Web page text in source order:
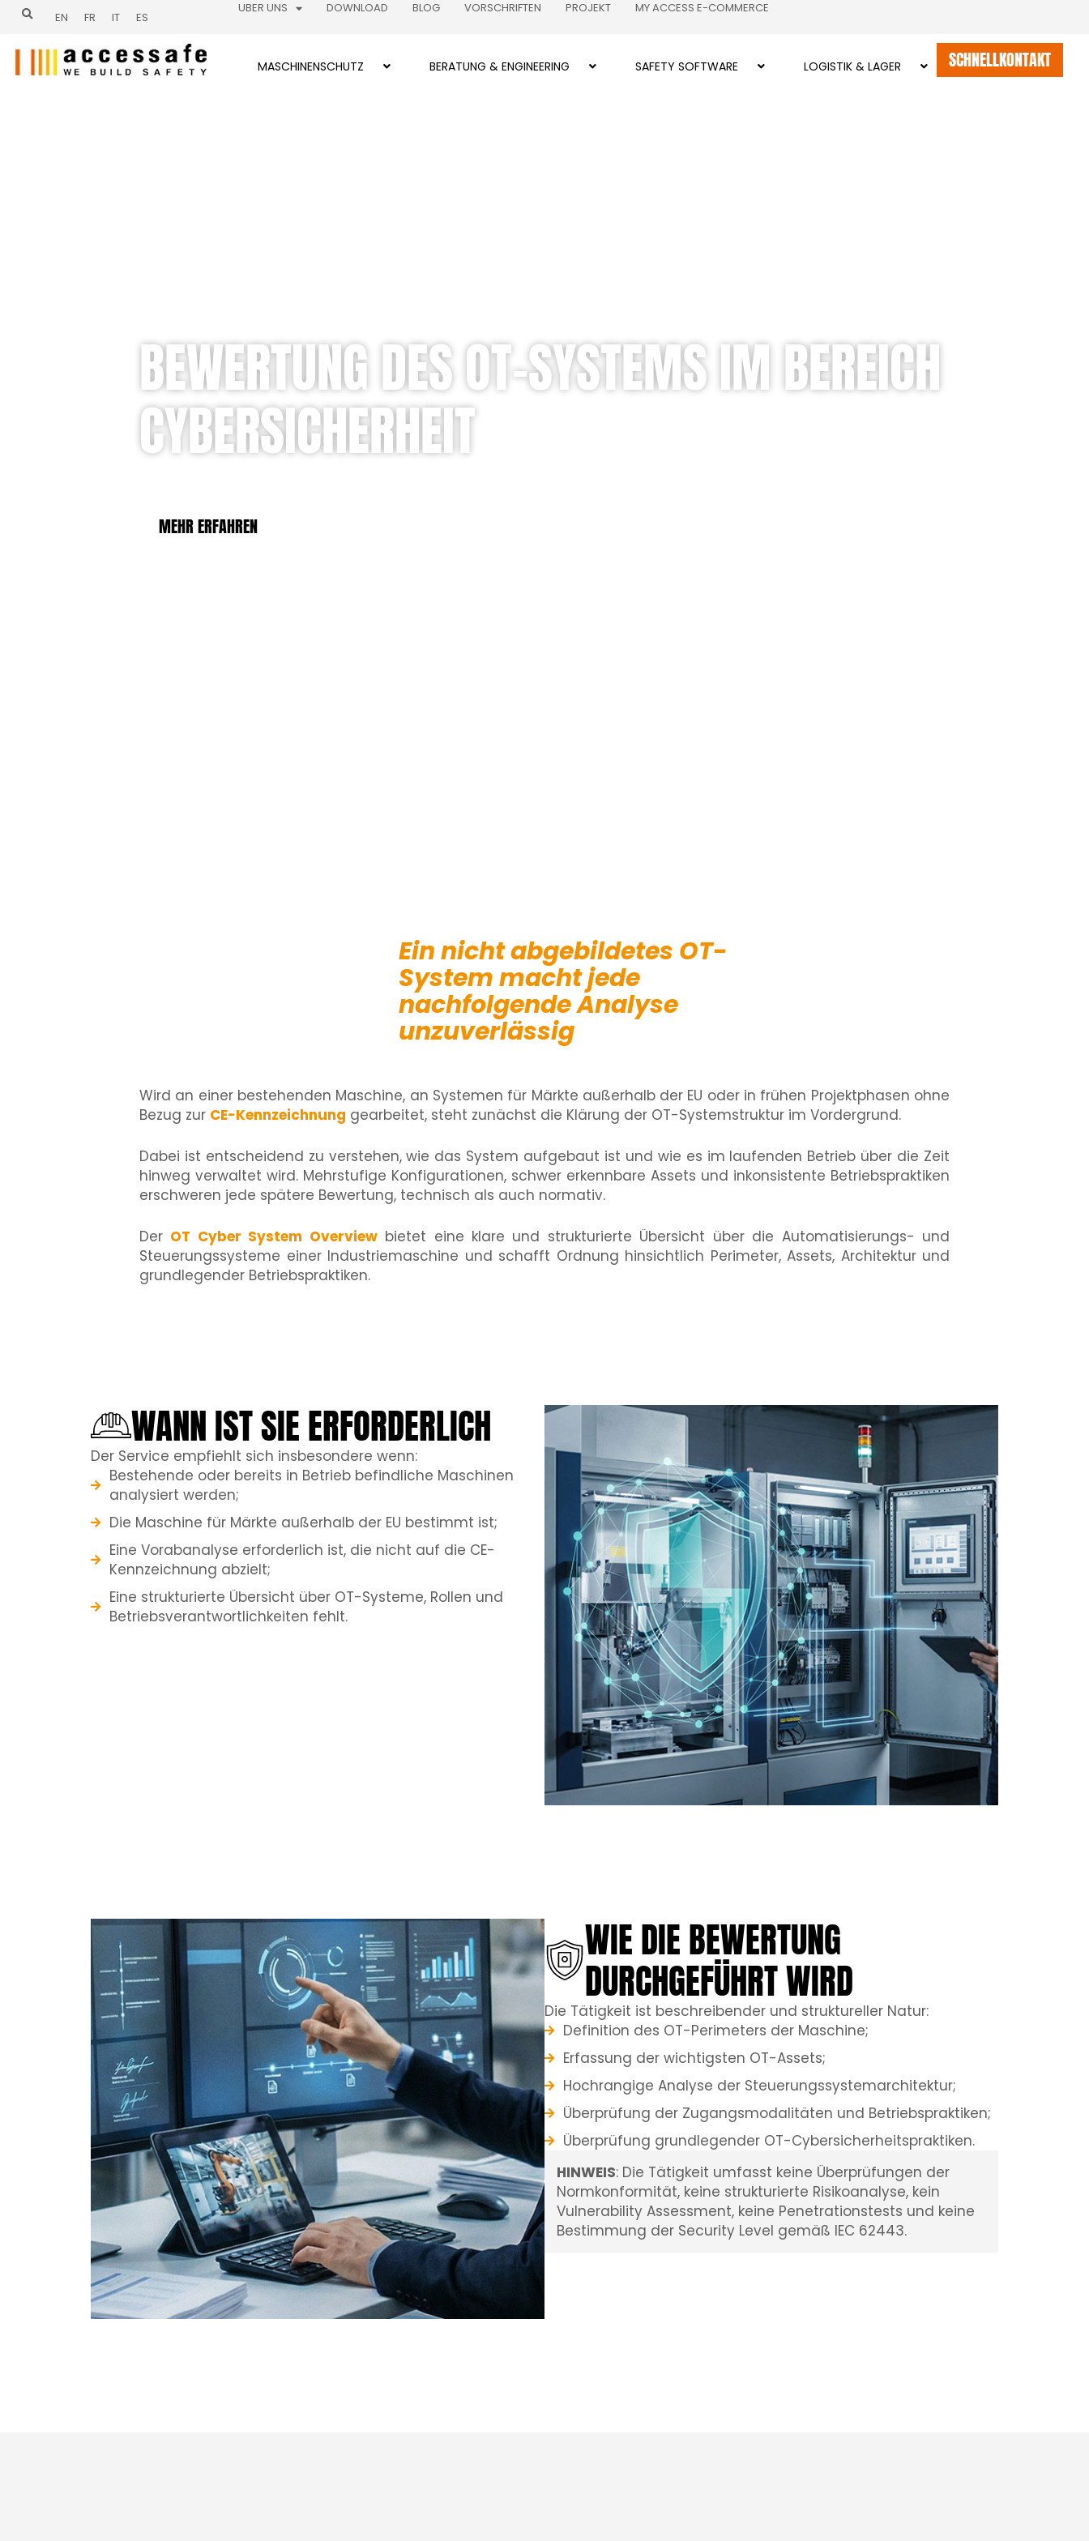
Zum
springen
EN FR IT ES
UBER UNS DOWNLOAD BLOG VORSCHRIFTEN PROJEKT MY ACCESS E-COMMERCE
MASCHINENSCHUTZ BERATUNG & ENGINEERING SAFETY SOFTWARE LOGISTIK & LAGER SCHNELLKONTAKT
BEWERTUNG DES OT-SYSTEMS IM BEREICH
CYBERSICHERHEIT
MEHR ERFAHREN
Ein nicht abgebildetes OT-
System macht jede
nachfolgende Analyse
unzuverlässig
Wird an einer bestehenden Maschine, an Systemen für Märkte außerhalb der EU oder in frühen Projektphasen ohne
Bezug zur CE-Kennzeichnung gearbeitet, steht zunächst die Klärung der OT-Systemstruktur im Vordergrund.
Dabei ist entscheidend zu verstehen, wie das System aufgebaut ist und wie es im laufenden Betrieb über die Zeit
hinweg verwaltet wird. Mehrstufige Konfigurationen, schwer erkennbare Assets und inkonsistente Betriebspraktiken
erschweren jede spätere Bewertung, technisch als auch normativ.
Der OT Cyber System Overviewbietet eine klare und strukturierte Übersicht über die Automatisierungs- und
Steuerungssysteme einer Industriemaschine und schafft Ordnung hinsichtlich Perimeter, Assets, Architektur und
grundlegender Betriebspraktiken.
WANN IST SIE ERFORDERLICH
Der Service empfiehlt sich insbesondere wenn:
Bestehende oder bereits in Betrieb befindliche Maschinen
analysiert werden;
Die Maschine für Märkte außerhalb der EU bestimmt ist;
Eine Vorabanalyse erforderlich ist, die nicht auf die CE-
Kennzeichnung abzielt;
Eine strukturierte Übersicht über OT-Systeme, Rollen und
Betriebsverantwortlichkeiten fehlt.
WIE DIE BEWERTUNG
DURCHGEFÜHRT WIRD
Die Tätigkeit ist beschreibender und struktureller Natur:
Definition des OT-Perimeters der Maschine;
Erfassung der wichtigsten OT-Assets;
Hochrangige Analyse der Steuerungssystemarchitektur;
Überprüfung der Zugangsmodalitäten und Betriebspraktiken;
Überprüfung grundlegender OT-Cybersicherheitspraktiken.
HINWEIS: Die Tätigkeit umfasst keine Überprüfungen der
Normkonformität, keine strukturierte Risikoanalyse, kein
Vulnerability Assessment, keine Penetrationstests und keine
Bestimmung der Security Level gemäß IEC 62443.